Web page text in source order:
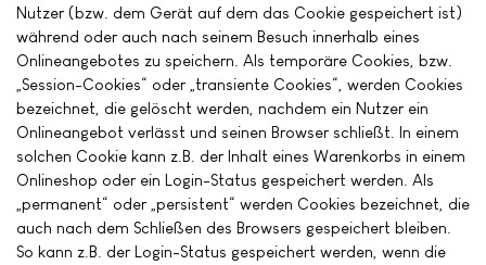
Nutzer (bzw. dem Gerät auf dem das Cookie gespeichert ist)
während oder auch nach seinem Besuch innerhalb eines
Onlineangebotes zu speichern. Als temporäre Cookies, bzw.
„Session-Cookies“ oder „transiente Cookies“, werden Cookies
bezeichnet, die gelöscht werden, nachdem ein Nutzer ein
Onlineangebot verlässt und seinen Browser schließt. In einem
solchen Cookie kann z.B. der Inhalt eines Warenkorbs in einem
Onlineshop oder ein Login-Status gespeichert werden. Als
„permanent“ oder „persistent“ werden Cookies bezeichnet, die
auch nach dem Schließen des Browsers gespeichert bleiben.
So kann z.B. der Login-Status gespeichert werden, wenn die